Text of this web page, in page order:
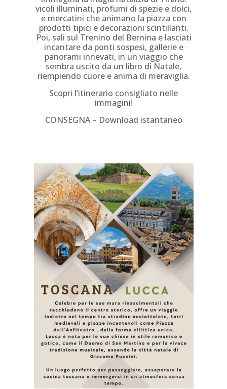
vicoli illuminati, profumi di spezie e dolci,
e mercatini che animano la piazza con
prodotti tipici e decorazioni scintillanti.
Poi, sali sul Trenino del Bernina e lasciati
incantare da ponti sospesi, gallerie e
panorami innevati, in un viaggio che
sembra uscito da un libro di Natale,
riempiendo cuore e anima di meraviglia.
Scopri l’itinerario consigliato nelle
immagini!
CONSEGNA – Download istantaneo